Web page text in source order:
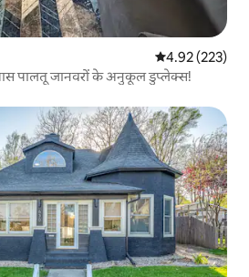
औसत रेटिंग 5 में से
4.92 (223)
पालतू जानवरों के अनुकूल डुप्लेक्स!